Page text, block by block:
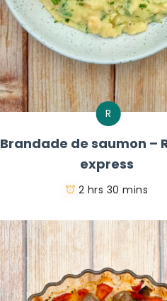
R
Brandade de saumon –
express
2 hrs 30 mins